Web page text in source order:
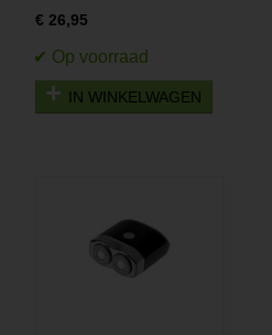
€ 26,95
IN WINKELWAGEN